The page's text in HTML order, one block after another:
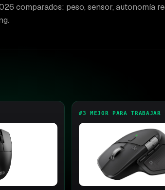
comparados: peso, sensor, autonomía
#3 MEJOR PARA TRABAJAR